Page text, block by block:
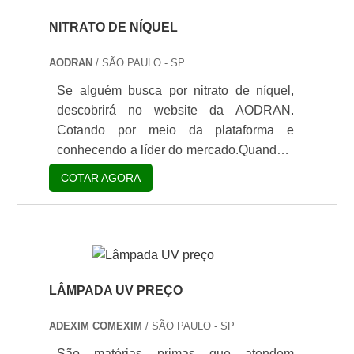
NITRATO DE NÍQUEL
AODRAN / SÃO PAULO - SP
Se alguém busca por nitrato de níquel,
descobrirá no website da AODRAN.
Cotando por meio da plataforma e
conhecendo a líder do mercado.Quando o
assunto é nitrato de níquel, com os
profissionais da AODRAN encontrará
excelente custo-benefício com produtos
DETALHES SOBRE NITRATO DE
demonstrar competência e excelência em
canaliza seus recursos em criar uma
estrutura com: Portfólio rico em opções
COTAR AGORA
LÂMPADA UV PREÇO
ADEXIM COMEXIM / SÃO PAULO - SP